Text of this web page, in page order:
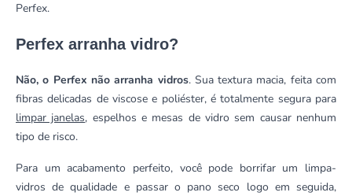
Perfex.
Perfex arranha vidro?
Não, o Perfex não arranha vidros. Sua textura macia, feita com
fibras delicadas de viscose e poliéster, é totalmente segura para
limpar janelas, espelhos e mesas de vidro sem causar nenhum
tipo de risco.
Para um acabamento perfeito, você pode borrifar um limpa-
vidros de qualidade e passar o pano seco logo em seguida,